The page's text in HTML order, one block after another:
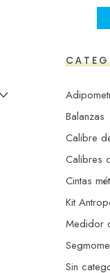
Balanzas
Calibre
Calibres
Cintas
Kit
Medidor
Sin